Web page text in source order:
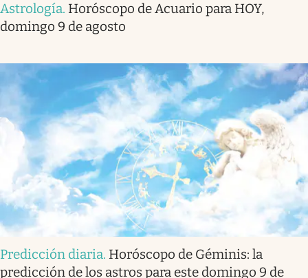
Astrología. Horóscopo de Acuario para HOY,
domingo 9 de agosto
Predicción diaria. Horóscopo de Géminis: la
predicción de los astros para este domingo 9 de